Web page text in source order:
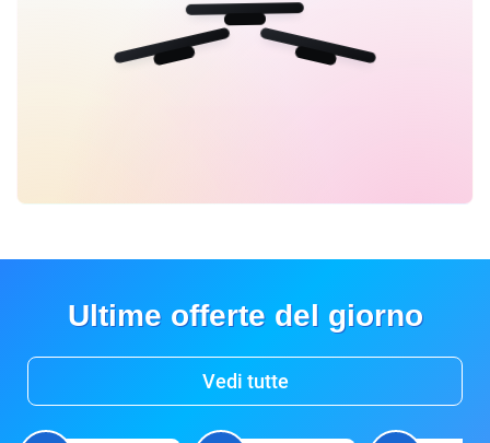
Ultime offerte del giorno
Vedi tutte